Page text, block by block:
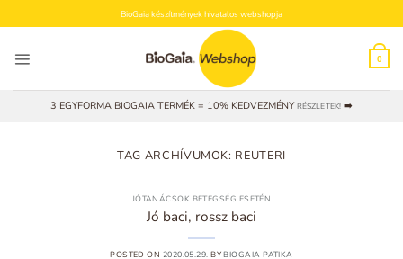
to
BioGaia készítmények hivatalos webshopja
0
3 EGYFORMA BIOGAIA TERMÉK = 10% KEDVEZMÉNYRÉSZLETEK! ➡️
TAG ARCHÍVUMOK: REUTERI
JÓTANÁCSOK BETEGSÉG ESETÉN
Jó baci, rossz baci
POSTED ON 2020.05.29. BYBIOGAIA PATIKA